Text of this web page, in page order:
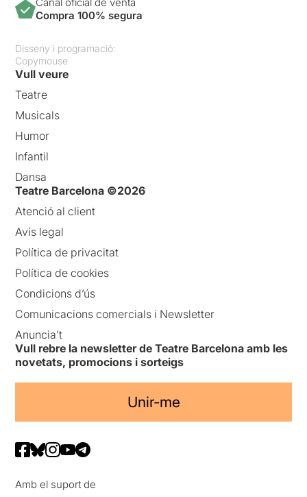
Compra 100% segura
Disseny i programació:
Copymouse
Vull veure
Teatre
Musicals
Humor
Infantil
Dansa
Teatre Barcelona ©2026
Atenció al client
Avís legal
Política de privacitat
Política de cookies
Condicions d’ús
Comunicacions comercials i Newsletter
Anuncia’t
Vull rebre la newsletter de Teatre Barcelona amb les
novetats, promocions i sorteigs
Unir-me
Amb el suport de